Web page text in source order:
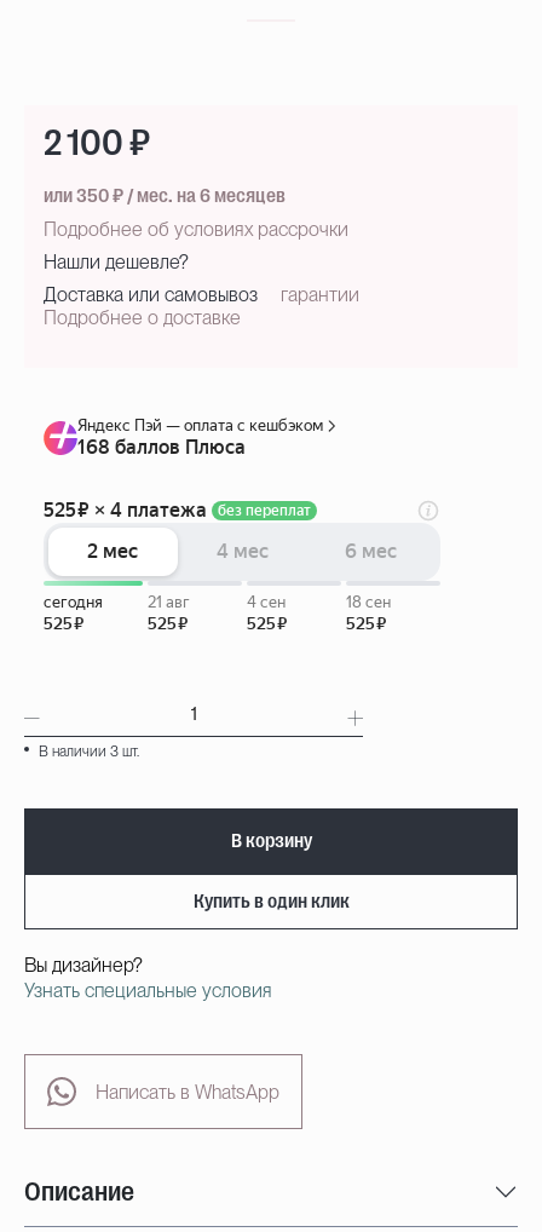
В наличии 3 шт.
В корзину
Купить в один клик
Вы дизайнер?
Узнать специальные условия
Написать в WhatsApp
Описание
2 100 ₽
или 350 ₽ / мес. на 6 месяцев
Подробнее об условиях рассрочки
Нашли дешевле?
Доставка или самовывоз
Подробнее о доставке
гарантии